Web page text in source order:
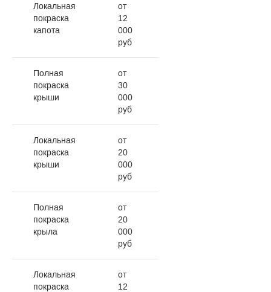
Локальная
покраска
капота
от
12
000
руб
Полная
покраска
крыши
от
30
000
руб
Локальная
покраска
крыши
от
20
000
руб
Полная
покраска
крыла
от
20
000
руб
Локальная
покраска
от
12